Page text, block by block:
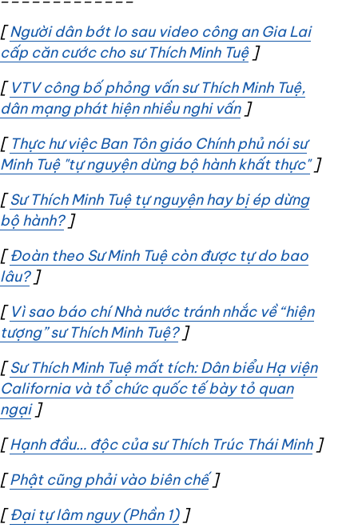
[Người dân bớt lo sau video công an Gia Lai
cấp căn cước cho sư Thích Minh TuệOpens in new
]
[ VTV công bố phỏng vấn sư Thích Minh Tuệ,
dân mạng phát hiện nhiều nghi vấnOpens in new
]
[ Thực hư việc Ban Tôn giáo Chính phủ nói sư
Minh Tuệ "tự nguyện dừng bộ hành khất thực"]
[Sư Thích Minh Tuệ tự nguyện hay bị ép dừng
bộ hành?Opens in new window
]
[Đoàn theo Sư Minh Tuệ còn được tự do bao
lâu?Opens in new window
]
[ Vì sao báo chí Nhà nước tránh nhắc về “hiện
tượng” sư Thích Minh Tuệ?Opens in new window
]
[Sư Thích Minh Tuệ mất tích: Dân biểu Hạ viện
California và tổ chức quốc tế bày tỏ quan
ngạiOpens in new window
]
[Hạnh đầu… độc của sư Thích Trúc Thái Minh]
[Phật cũng phải vào biên chếOpens in new
]
[Đại tự lâm nguy (Phần 1)Opens in new window
]